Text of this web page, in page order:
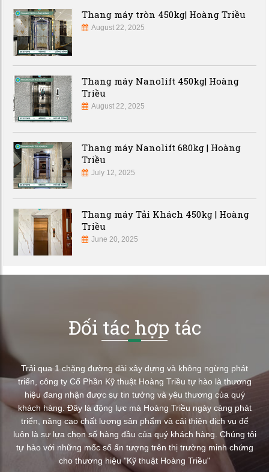
Thang máy tròn 450kg| Hoàng Triều
August 22, 2025
Thang máy Nanolift 450kg| Hoàng
Triều
August 22, 2025
Thang máy Nanolift 680kg | Hoàng
Triều
July 12, 2025
Thang máy Tải Khách 450kg | Hoàng
Triều
June 20, 2025
Đối tác hợp tác
Trải qua 1 chặng đường dài xây dựng và không ngừng phát
triển, công ty Cổ Phần Kỹ thuật Hoàng Triều tự hào là thương
hiệu đang nhận được sự tin tưởng và yêu thương của quý
khách hàng. Đây là động lực mà Hoàng Triều ngày càng phát
triển, nâng cao chất lượng sản phẩm và cải thiện dịch vụ để
luôn là sự lựa chọn số hàng đầu của quý khách hàng. Chúng tôi
tự hào với những mốc số ấn tượng trên thị trường minh chứng
cho thương hiệu "Kỹ thuật Hoàng Triều"